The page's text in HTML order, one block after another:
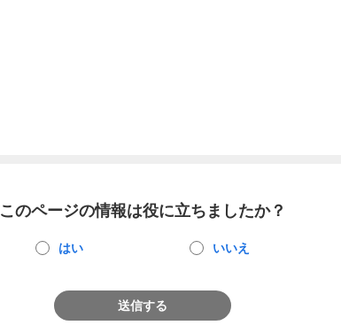
このページの情報は役に立ちましたか？
はい いいえ
送信する